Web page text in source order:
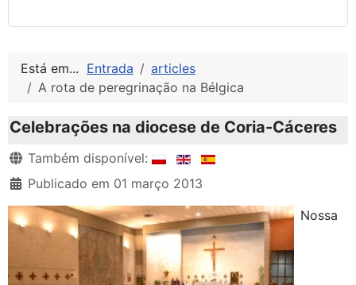
Está em... Entrada
articles
A rota de peregrinação na Bélgica
Celebrações na diocese de Coria-Cáceres
Detalhes
Também disponível:
Publicado em 01 março 2013
Nossa